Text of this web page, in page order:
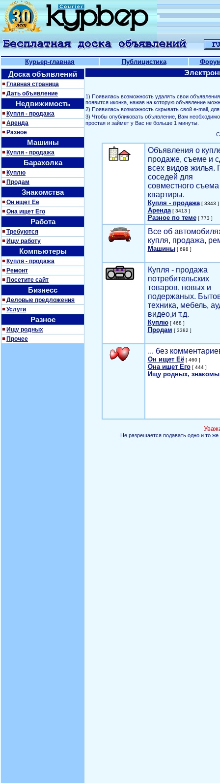
Курьер-главная Публицистика
Доска объявлений
Главная страница
Дать объявление
Недвижимость
Купля - продажа
Аренда
Разное
Машины
Купля - продажа
Барахолка
Куплю
Продам
Знакомства
Он ищет Ее
Она ищет Его
Работа
Требуются
Ищу работу
Компьютеры
Купля - продажа
Ремонт
Посетите сайт
Бизнесс
Деловые предложения
Услуги
Разное
Ищу родных
Прочее
1) Появилась возможность удалять свои
появится иконка, нажав на которую объявление
2) Появилась возможность скрывать свой е-mail,
3) Чтобы опубликовать объявление, Вам
простая и займет у Вас не больше 1 минуты.
Объявления о
продаже, съеме и
всех видов жилья.
соседей для
совместного съема
квартиры.
Купля - продажа[ 3343 ]
Аренда[ 3413 ]
Разное по теме[ 773 ]
Все об
купля, продажа,
Машины[ 698 ]
Купля - продажа
потребительских
товаров, новых и
подержаных.
техника, мебель,
видео,и т.д.
Куплю[ 468 ]
Продам [ 3382 ]
... без
Он ищет Её[ 460 ]
Она ищет Его[ 444 ]
Ищу родных,
Не разрешается подавать одно и то